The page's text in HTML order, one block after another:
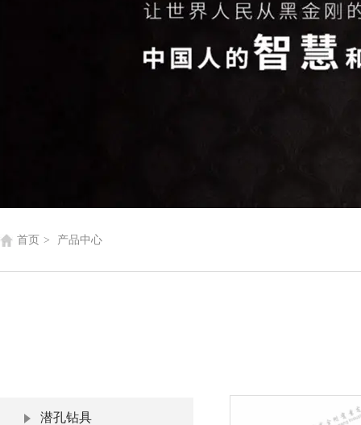
首页 > 产品中心
潜孔钻具